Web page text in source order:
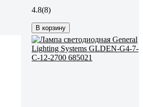
4.8(8)
В корзину